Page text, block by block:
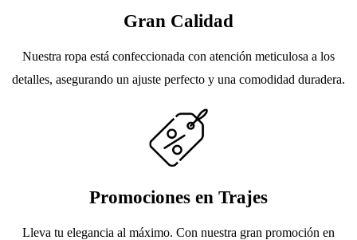
Gran Calidad
Nuestra ropa está confeccionada con atención meticulosa a los
detalles, asegurando un ajuste perfecto y una comodidad duradera.
Promociones en Trajes
Lleva tu elegancia al máximo. Con nuestra gran promoción en